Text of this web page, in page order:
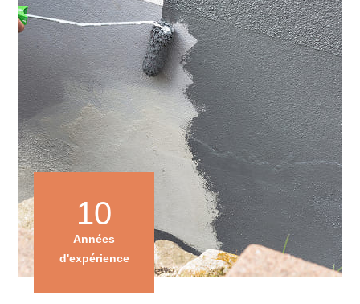
10
Années
d'expérience